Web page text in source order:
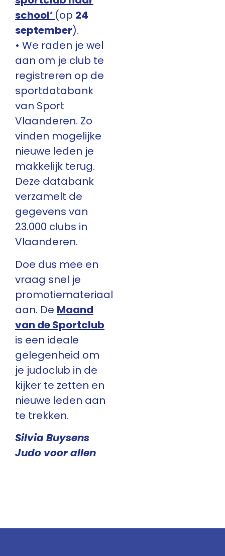
school’ (op 24
september).
• We raden je wel
aan om je club te
registreren op de
sportdatabank
van Sport
Vlaanderen. Zo
vinden mogelijke
nieuwe leden je
makkelijk terug.
Deze databank
verzamelt de
gegevens van
23.000 clubs in
Vlaanderen.
Doe dus mee en
vraag snel je
promotiemateriaal
aan. De Maand
van de Sportclub
is een ideale
gelegenheid om
je judoclub in de
kijker te zetten en
nieuwe leden aan
te trekken.
Silvia Buysens
Judo voor allen